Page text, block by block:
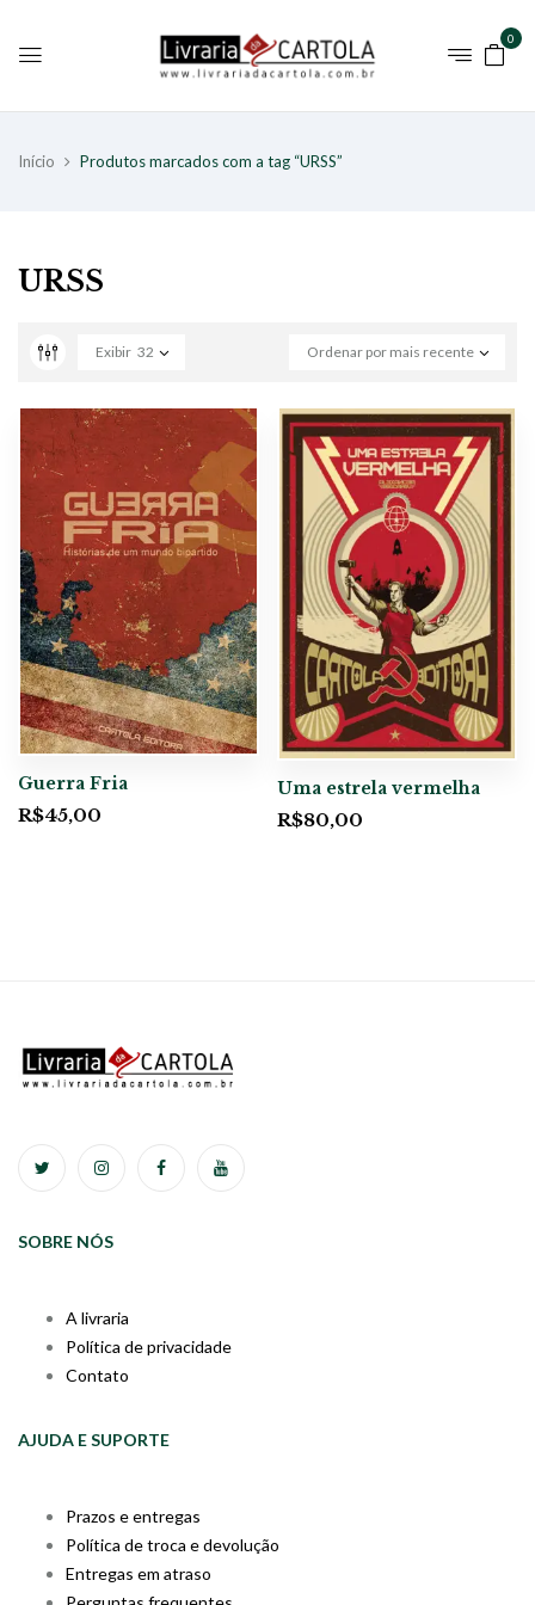
0
Início Produtos marcados com a tag “URSS”
URSS
Ordenar por mais recente
Exibir 32
Guerra Fria
R$45,00
Uma estrela vermelha
R$80,00
SOBRE NÓS
A livraria
Política de privacidade
Contato
AJUDA E SUPORTE
Prazos e entregas
Política de troca e devolução
Entregas em atraso